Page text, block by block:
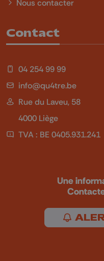
Nous contacter
Contact
04 254 99 99
info@qu4tre.be
Rue du Laveu, 58
4000 Liège
TVA : BE 0405.931.241
Une